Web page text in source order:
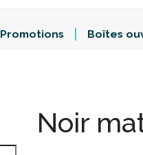
Promotions Boîtes
Noir